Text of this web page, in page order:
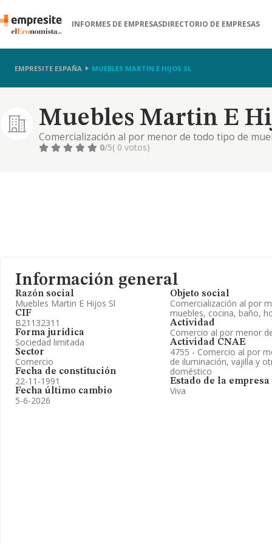
INFORMES DE EMPRESASDIRECTORIO DE EMPRESAS
EMPRESITE ESPAÑA MUEBLES MARTIN E HIJOS SL
Muebles Martin E
Comercialización al por menor de todo tipo de
0/5( 0 votos)
Información general
Razón social
Muebles Martin E Hijos Sl
CIF
B21132311
Forma jurídica
Sociedad limitada
Sector
Comercio
Fecha de constitución
22-11-1991
Fecha último cambio
5-6-2026
Objeto social
Comercialización al por
muebles, cocina, baño,
Actividad
Comercio al por menor
Actividad CNAE
4755 - Comercio al por
de iluminación, vajilla y
doméstico
Estado de la empresa
Viva